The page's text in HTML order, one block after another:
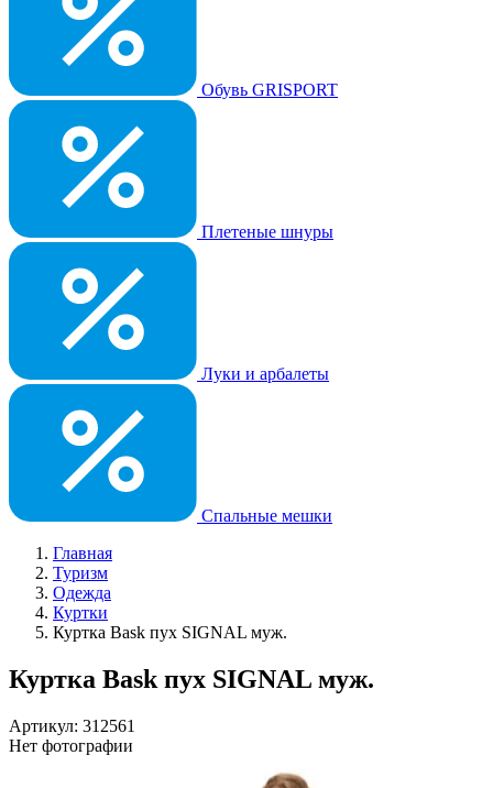
Обувь GRISPORT
Плетеные шнуры
Луки и арбалеты
Спальные мешки
Главная
Туризм
Одежда
Куртки
Куртка Bask пух SIGNAL муж.
Куртка Bask пух SIGNAL муж.
Артикул: 312561
Нет фотографии